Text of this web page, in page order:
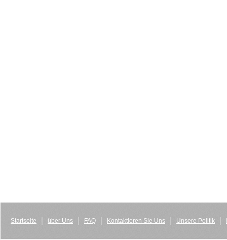
Startseite über Uns FAQ Kontaktieren Sie Uns Unsere Politik